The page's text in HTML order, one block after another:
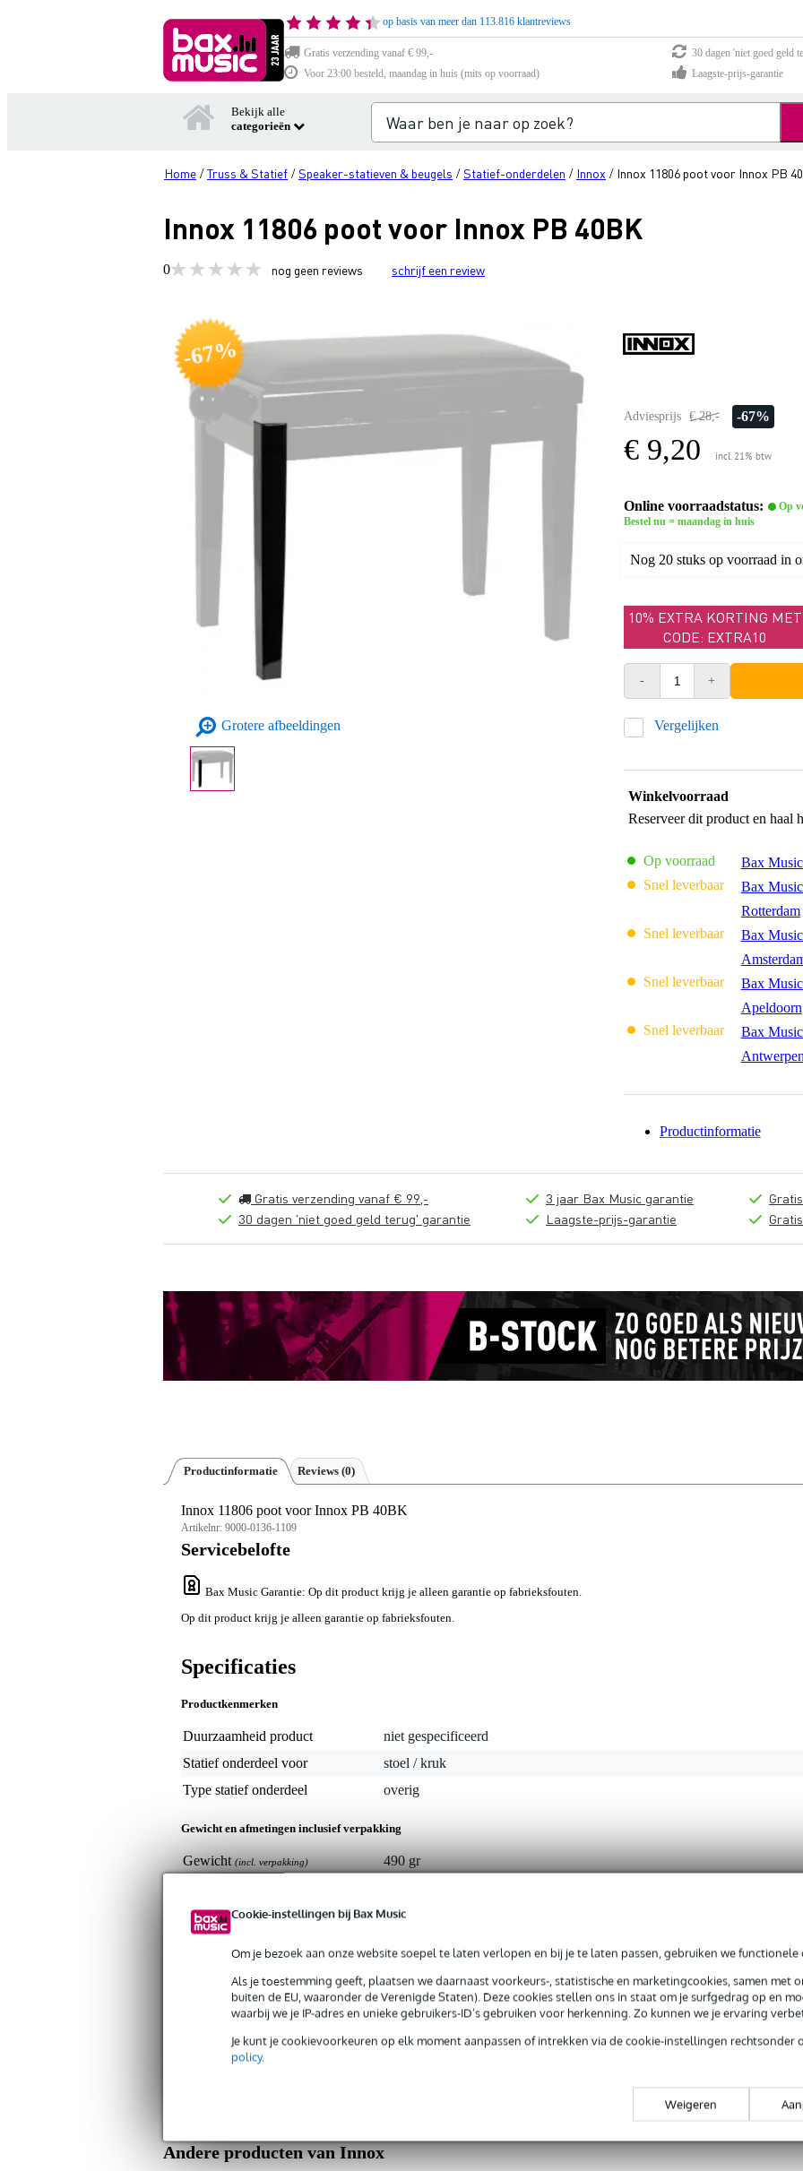
Cookie-instellingen bij Bax Music
Om je bezoek aan onze website soepel te laten verlopen en bij je te laten passen, gebruiken we functionele
Als je toestemming geeft, plaatsen we daarnaast voorkeurs-, statistische en marketingcookies, samen met
buiten de EU, waaronder de Verenigde Staten). Deze cookies stellen ons in staat om je surfgedrag op en
waarbij we je IP-adres en unieke gebruikers-ID’s gebruiken voor herkenning. Zo kunnen we je ervaring
Je kunt je cookievoorkeuren op elk moment aanpassen of intrekken via de cookie-instellingen rechtsonder
policy.
Weigeren
op basis van meer dan 113.816 klantreviews
Gratis verzending vanaf € 99,-
30 dagen 'niet goed geld
Voor 23:00 besteld, maandag in huis (mits op voorraad)
Laagste-prijs-garantie
Bekijk alle
categorieën
Home /Truss & Statief /Speaker-statieven & beugels /Statief-onderdelen / Innox / Innox 11806 poot voor Innox PB
Innox 11806 poot voor Innox PB 40BK
0 nog geen reviews schrijf een review
-67%
Grotere afbeeldingen
Adviesprijs € 28,- -67%
€ 9,20 incl. 21% btw
Online voorraadstatus:
Op
Bestel nu = maandag in huis
Nog 20 stuks op voorraad in
10% EXTRA KORTING MET
CODE: EXTRA10
- +
Vergelijken
Winkelvoorraad
Reserveer dit product en haal
Op voorraad Bax
Snel leverbaar
Bax
Rotterdam
Snel leverbaar
Bax
Snel leverbaar
Bax
Apeldoorn
Snel leverbaar
Bax
Antwerpen
Productinformatie
Gratis verzending vanaf € 99,-
30 dagen 'niet goed geld terug' garantie
3 jaar Bax Music garantie
Laagste-prijs-garantie
Productinformatie Reviews (0)
Innox 11806 poot voor Innox PB 40BK
Artikelnr: 9000-0136-1109
Servicebelofte
Bax Music Garantie: Op dit product krijg je alleen garantie op fabrieksfouten.
Op dit product krijg je alleen garantie op fabrieksfouten.
Specificaties
Productkenmerken
Duurzaamheid product
niet gespecificeerd
Statief onderdeel voor
stoel / kruk
Type statief onderdeel
overig
Gewicht en afmetingen inclusief verpakking
Gewicht (incl. verpakking)
490 gr
Andere producten van Innox